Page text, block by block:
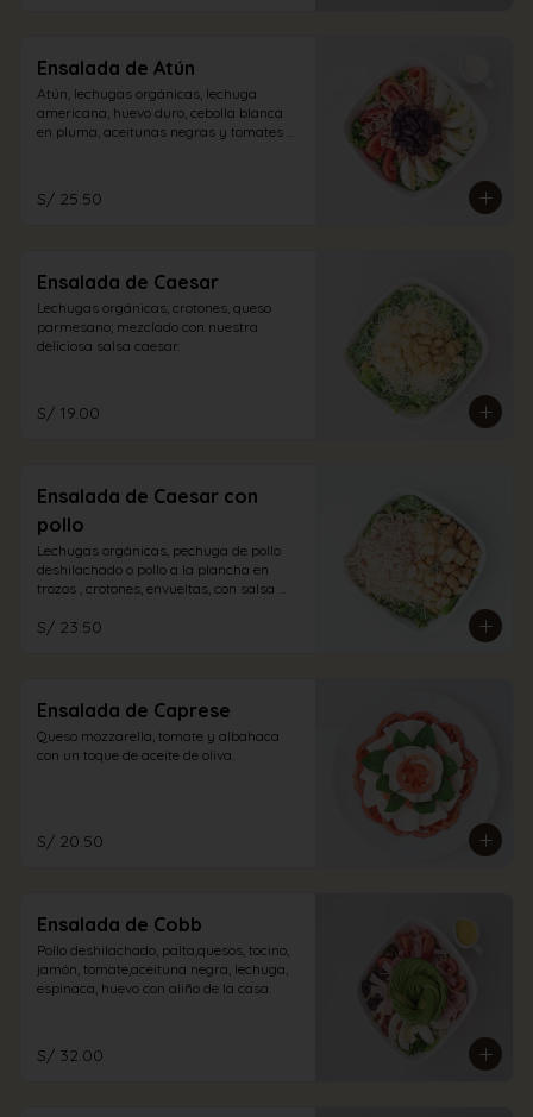
Ensalada de Atún
Atún, lechugas orgánicas, lechuga
americana, huevo duro, cebolla blanca
en pluma, aceitunas negras y tomates
S/ 25.50
Ensalada de Caesar
Lechugas orgánicas, crotones, queso
parmesano; mezclado con nuestra
deliciosa salsa caesar.
S/ 19.00
Ensalada de Caesar con
pollo
Lechugas orgánicas, pechuga de pollo
deshilachado o pollo a la plancha en
trozos , crotones, envueltas, con salsa
parmesano.
S/ 23.50
Ensalada de Caprese
Queso mozzarella, tomate y albahaca
con un toque de aceite de oliva.
S/ 20.50
Ensalada de Cobb
Pollo deshilachado, palta,quesos, tocino,
jamón, tomate,aceituna negra, lechuga,
espinaca, huevo con aliño de la casa.
S/ 32.00